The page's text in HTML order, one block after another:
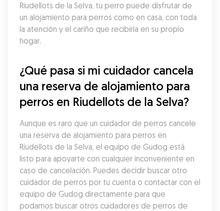
Riudellots de la Selva, tu perro puede disfrutar de
un alojamiento para perros como en casa, con toda
la atención y el cariño que recibiría en su propio
hogar.
¿Qué pasa si mi cuidador cancela
una reserva de alojamiento para
perros en Riudellots de la Selva?
Aunque es raro que un cuidador de perros cancele
una reserva de alojamiento para perros en
Riudellots de la Selva, el equipo de Gudog está
listo para apoyarte con cualquier inconveniente en
caso de cancelación. Puedes decidir buscar otro
cuidador de perros por tu cuenta o contactar con el
equipo de Gudog directamente para que
podamos buscar otros cuidadores de perros de